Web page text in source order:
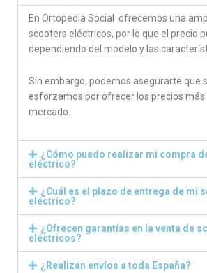
En Ortopedia Social ofrecemos una
scooters eléctricos, por lo que el precio
dependiendo del modelo y las
Sin embargo, podemos asegurarte que
esforzamos por ofrecer los precios
mercado.
¿Cómo puedo realizar mi compra
eléctrico?
¿Cuál es el plazo de entrega de mi
eléctrico?
¿Ofrecen garantías en la venta de
eléctricos?
¿Realizan envíos a toda España?